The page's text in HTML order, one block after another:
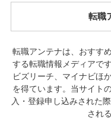
転職
転職アンテナは、おすす
する転職情報メディアで
ビズリーチ、マイナビほ
を得ています。当サイト
入・登録申し込みされた
され